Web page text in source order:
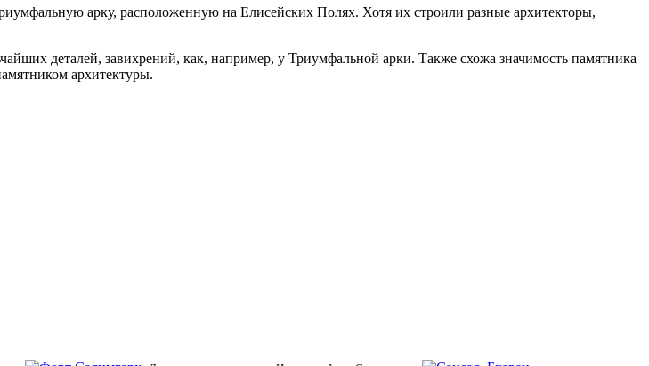
арку, расположенную на Елисейских Полях. Хотя их строили разные архитекторы,
деталей, завихрений, как, например, у Триумфальной арки. Также схожа значимость памятника
архитектуры.